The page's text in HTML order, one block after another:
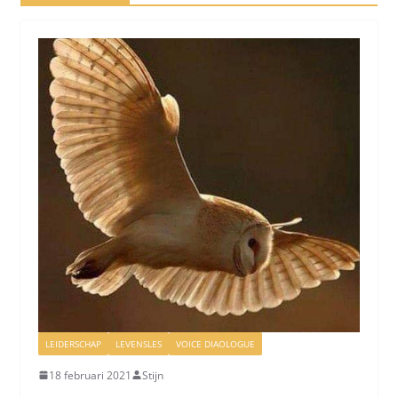
LEIDERSCHAP LEVENSLES VOICE DIAOLOGUE
18 februari 2021 Stijn